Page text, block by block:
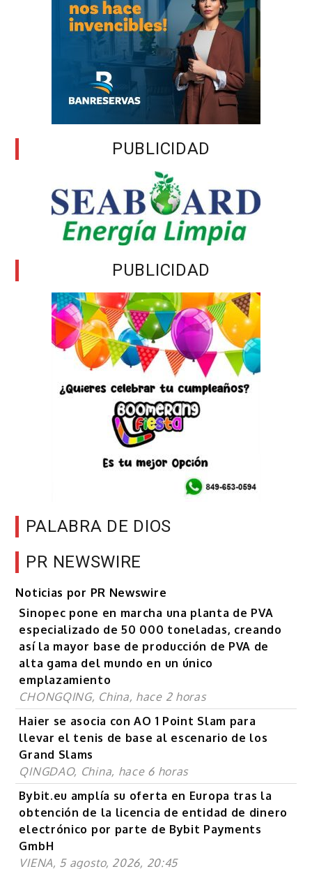
PUBLICIDAD
PUBLICIDAD
PALABRA DE DIOS
PR NEWSWIRE
Noticias por PR Newswire
Sinopec pone en marcha una planta de PVA
especializado de 50 000 toneladas, creando
así la mayor base de producción de PVA de
alta gama del mundo en un único
emplazamiento
CHONGQING, China, hace 2 horas
Haier se asocia con AO 1 Point Slam para
llevar el tenis de base al escenario de los
Grand Slams
QINGDAO, China, hace 6 horas
Bybit.eu amplía su oferta en Europa tras la
obtención de la licencia de entidad de dinero
electrónico por parte de Bybit Payments
GmbH
VIENA, 5 agosto, 2026, 20:45